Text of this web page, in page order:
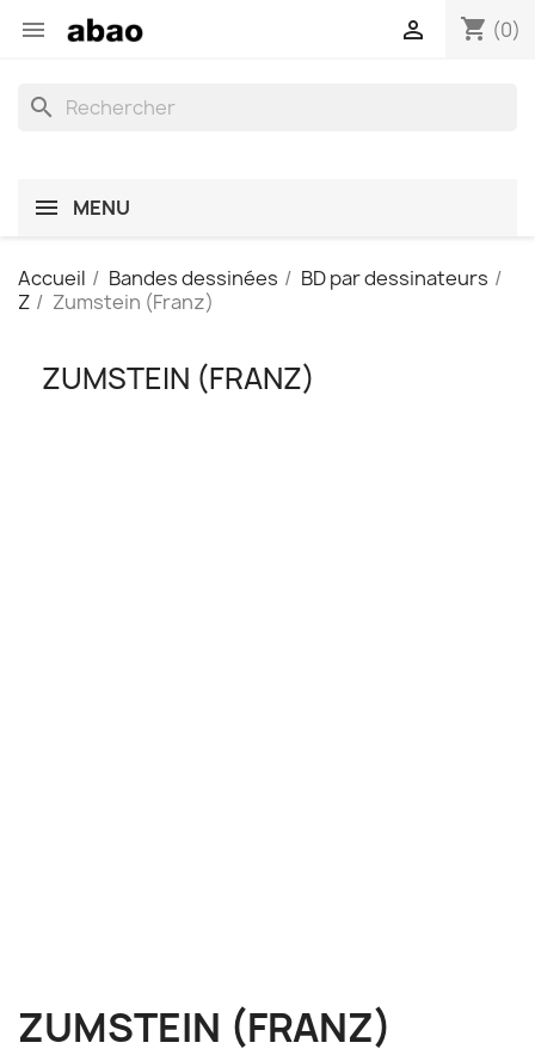
 shopping_cart (0)

search
MENU
Accueil Bandes dessinées
BD par dessinateurs
Z
Zumstein (Franz)
ZUMSTEIN (FRANZ)
ZUMSTEIN (FRANZ)